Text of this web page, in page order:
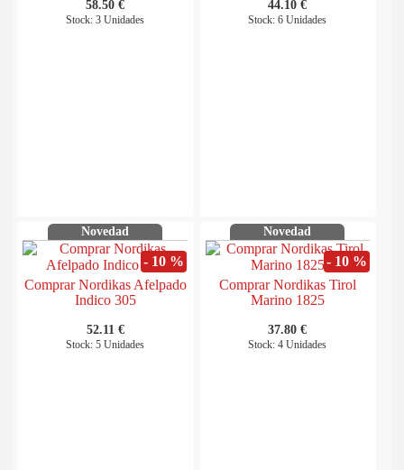
58.50 €
Stock: 3 Unidades
44.10 €
Stock: 6 Unidades
Novedad
- 10 %
Comprar Nordikas Afelpado
Indico 305
52.11 €
Stock: 5 Unidades
Novedad
- 10 %
Comprar Nordikas Tirol
Marino 1825
37.80 €
Stock: 4 Unidades